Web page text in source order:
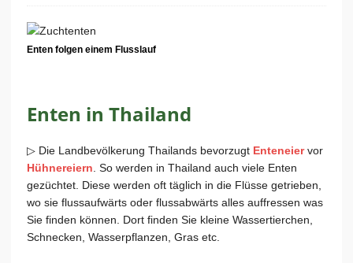
Enten folgen einem Flusslauf
Enten in Thailand
▷ Die Landbevölkerung Thailands bevorzugt Enteneiervor
Hühnereiern . So werden in Thailand auch viele Enten
gezüchtet. Diese werden oft täglich in die Flüsse getrieben,
wo sie flussaufwärts oder flussabwärts alles auffressen was
Sie finden können. Dort finden Sie kleine Wassertierchen,
Schnecken, Wasserpflanzen, Gras etc.